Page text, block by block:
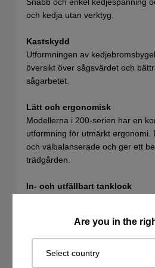
Are you in the
Select country
Snabb och enkel kedjespänning
och kedja utan verktyg.
Kastskydd
Utformningen av
översikt över sågsvärdet och
sågarbetet.
Lätt och ergonomisk
Modellerna i 200-serien har en
utformning för utmärkt ergonomi.
och välbalanserade och ger ett
trädgården.
In- och utfällbart tanklock
FILER